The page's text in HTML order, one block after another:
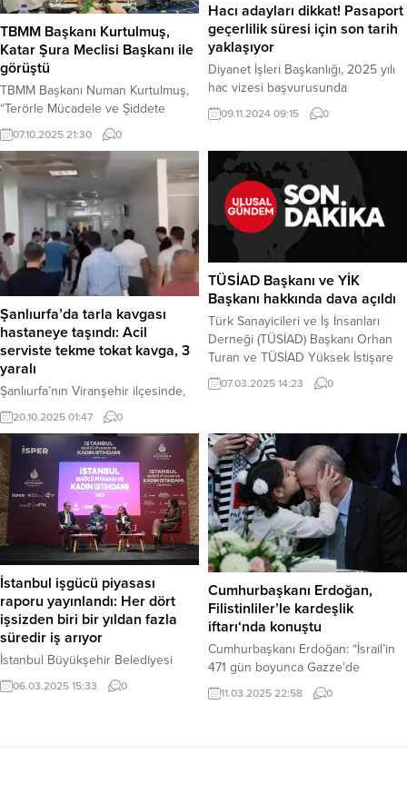
TBMM Başkanı Kurtulmuş,
Katar Şura Meclisi Başkanı ile
görüştü
TBMM Başkanı Numan Kurtulmuş,
“Terörle Mücadele ve Şiddete
Varan Aşırılığın Önlenmesi Üzerine
Küresel Parlamenter Konferansı”
kapsamında Katar Şura Meclisi
Başkanı Hassan bin Abdulla Al
Ghanim ile bir araya geldi. Haber
Merkezi – TBMM Başkanı Numan
Kurtulmuş, İstanbul’da Katar Şura
Meclisi Başkanı Ghanim ile görüştü.
Görüşmeyle ilgili mesaj yayımlayan
TBMM Başkanı...
07.10.2025 21:30 0
Hacı adayları dikkat! Pasaport
geçerlilik süresi için son tarih
yaklaşıyor
Diyanet İşleri Başkanlığı, 2025 yılı
hac vizesi başvurusunda
bulunacak hacı adayları için
pasaport geçerlilik süresi
Hizmetleri Genel Müdürlüğü’nün
internet sitesinde yer alan
duyuruya göre, hac vizesi
alabilmek için pasaportların
geçerlilik süresinin en az 30 Kasım
2025 tarihine kadar olması
gerekiyor. Yeni pasaport başvurusu
için 30...
09.11.2024 09:15 0
Şanlıurfa’da tarla kavgası
hastaneye taşındı: Acil
serviste tekme tokat kavga, 3
yaralı
Şanlıurfa’nın Viranşehir ilçesinde,
aralarında tarla meselesi yüzünden
husumet bulunan iki ailenin fertleri,
Viranşehir Devlet Hastanesi’nin acil
servisinde karşılaşınca kavga çıktı.
Tekme ve yumrukların havada
uçuştuğu kavgayı sağlık çalışanları
ve güvenlik görevlileri güçlükle
ayırırken, o anlar bir hasta yakınının
cep telefonu kamerasına yansıdı.
Haber Merkezi – Olay, akşam
saatlerinde Viranşehir Devlet...
20.10.2025 01:47 0
TÜSİAD Başkanı ve YİK
Başkanı hakkında dava açıldı
Türk Sanayicileri ve İş İnsanları
Derneği (TÜSİAD) Başkanı Orhan
Turan ve TÜSİAD Yüksek İstişare
Konseyi (YİK) Başkanı Mehmet
Ömer Arif Aras, beklenmedik bir
insanı hakkında, “Basın yayın
yoluyla yanıltıcı bilgiyi alenen
yayma” suçlamasıyla 5 yıl 3 aya
kadar hapis cezası istemiyle dava
açıldı. Türkiye’nin...
07.03.2025 14:23 0
İstanbul işgücü piyasası
raporu yayınlandı: Her dört
işsizden biri bir yıldan fazla
süredir iş arıyor
İstanbul Büyükşehir Belediyesi
(İBB), İstanbul işgücü piyasasının ve
özellikle kadın istihdamının
06.03.2025 15:33 0
Cumhurbaşkanı Erdoğan,
Filistinliler’le kardeşlik
iftarı‘nda konuştu
Cumhurbaşkanı Erdoğan: “İsrail’in
471 gün boyunca Gazze’de
gerçekleştirdiği katliamlar, insanlık
tarihine bir utanç lekesi olarak
11.03.2025 22:58 0